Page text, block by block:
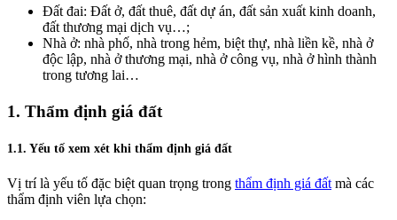
Đất đai: Đất ở, đất thuê, đất dự án, đất sản xuất kinh doanh,
đất thương mại dịch vụ…;
Nhà ở: nhà phố, nhà trong hẻm, biệt thự, nhà liền kề, nhà ở
độc lập, nhà ở thương mại, nhà ở công vụ, nhà ở hình thành
trong tương lai…
1. Thẩm định giá đất
1.1. Yếu tố xem xét khi thẩm định giá đất
Vị trí là yếu tố đặc biệt quan trọng trong thẩm định giá đất mà các
thẩm định viên lựa chọn: